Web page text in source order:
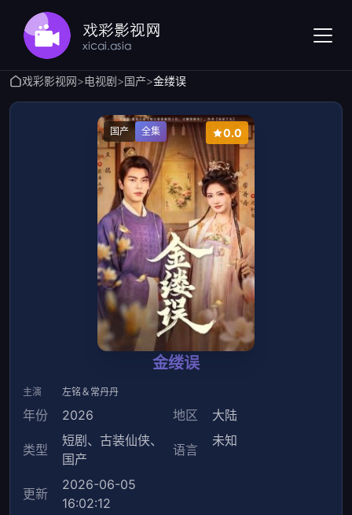
戏彩影视网>电视剧>国产>金缕误
国产 全集 0.0
金缕误
主演 左铭＆常丹丹
年份 2026 地区 大陆
类型
短剧 、 古装仙侠、
国产
语言
未知
更新
2026-06-05
16:02:12